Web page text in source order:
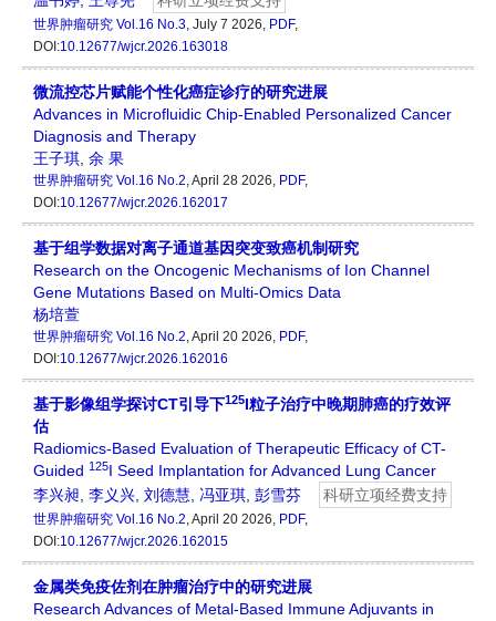
世界肿瘤研究 Vol.16 No.3, July 7 2026, PDF,
DOI:10.12677/wjcr.2026.163018
微流控芯片赋能个性化癌症诊疗的研究进展
Advances in Microfluidic Chip-Enabled Personalized Cancer
Diagnosis and Therapy
王子琪 余 果
世界肿瘤研究 Vol.16 No.2, April 28 2026, PDF,
DOI:10.12677/wjcr.2026.162017
基于组学数据对离子通道基因突变致癌机制研究
Research on the Oncogenic Mechanisms of Ion Channel
Gene Mutations Based on Multi-Omics Data
杨培萱
世界肿瘤研究 Vol.16 No.2, April 20 2026, PDF,
DOI:10.12677/wjcr.2026.162016
基于影像组学探讨CT引导下125I粒子治疗中晚期肺癌的疗效评
估
Radiomics-Based Evaluation of Therapeutic Efficacy of CT-
Guided 125I Seed Implantation for Advanced Lung Cancer
李兴昶 李义兴 刘德慧 冯亚琪 彭雪芬 科研立项经费支持
世界肿瘤研究 Vol.16 No.2, April 20 2026, PDF,
DOI:10.12677/wjcr.2026.162015
金属类免疫佐剂在肿瘤治疗中的研究进展
Research Advances of Metal-Based Immune Adjuvants in